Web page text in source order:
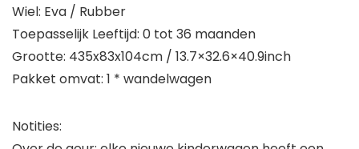
Wiel: Eva / Rubber
Toepasselijk Leeftijd: 0 tot 36 maanden
Grootte: 435x83x104cm / 13.7×32.6×40.9inch
Pakket omvat: 1 * wandelwagen
Notities: